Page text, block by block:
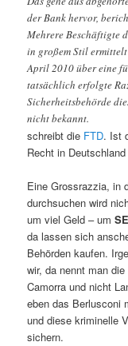
der Bank hervor,
Mehrere Beschäftigte
in großem Stil
April 2010 über eine
tatsächlich erfolgte
Sicherheitsbehörde
nicht bekannt.
schreibt die FTD. Ist
Recht in
Eine Grossrazzia, in
durchsuchen wird
um viel Geld – um
da lassen sich
Behörden kaufen.
wir, da nennt man
Camorra und nicht
eben das Berlusconi
und diese kriminelle
sichern.